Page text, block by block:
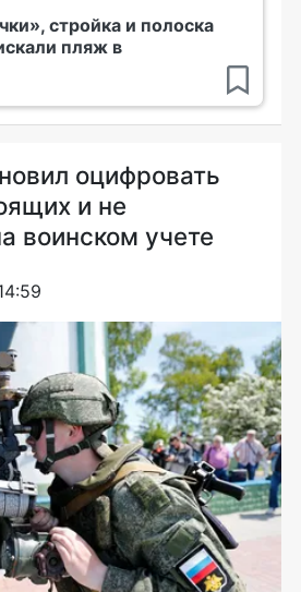
стройка и полоска
пляж в
оцифровать
и не
воинском учете